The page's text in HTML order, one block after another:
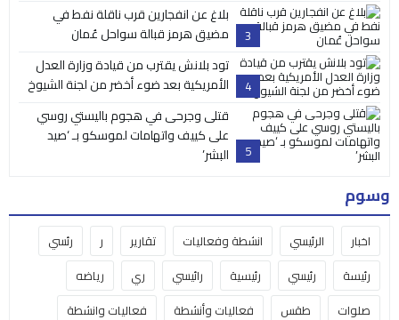
3
بلاغ عن انفجارين قرب ناقلة نفط في
مضيق هرمز قبالة سواحل عُمان
4
تود بلانش يقترب من قيادة وزارة العدل
الأمريكية بعد ضوء أخضر من لجنة الشيوخ
5
قتلى وجرحى في هجوم باليستي روسي
على كييف واتهامات لموسكو بـ ‘صيد
البشر’
وسوم
اخبار الرئيسي انشطة وفعاليات تقارير ر
رئسي
رئيسة
رئيسي رئيسية رائيسي ري
رياضه
صلوات
طقس فعاليات وأنشطة فعاليات وانشطة